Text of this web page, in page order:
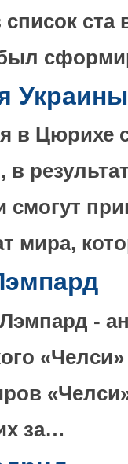
ста
в Цюрихе
смогут
мира,
-
за…